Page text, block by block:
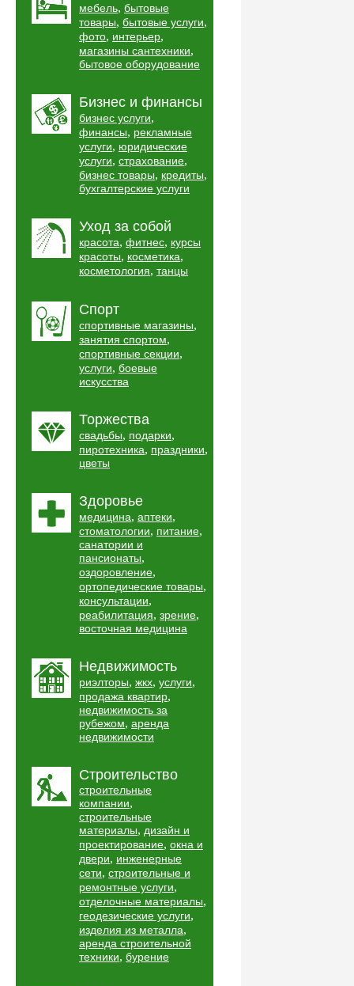
мебель, бытовые
товары, бытовые услуги,
фото, интерьер,
магазины сантехники,
бытовое оборудование
Бизнес и финансы
бизнес услуги,
финансы, рекламные
услуги, юридические
услуги, страхование,
бизнес товары, кредиты,
бухгалтерские услуги
Уход за собой
красота, фитнес, курсы
красоты, косметика,
косметология, танцы
Спорт
спортивные магазины,
занятия спортом,
спортивные секции,
услуги, боевые
искусства
Торжества
свадьбы, подарки,
пиротехника, праздники,
цветы
Здоровье
медицина, аптеки,
стоматологии, питание,
санатории и
пансионаты,
оздоровление,
ортопедические товары,
консультации,
реабилитация, зрение,
восточная медицина
Недвижимость
риэлторы, жкх, услуги,
продажа квартир,
недвижимость за
рубежом, аренда
недвижимости
Строительство
строительные
компании,
строительные
материалы, дизайн и
проектирование, окна и
двери, инженерные
сети, строительные и
ремонтные услуги,
отделочные материалы,
геодезические услуги,
изделия из металла,
аренда строительной
техники, бурение